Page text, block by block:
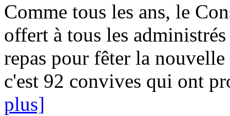
Comme tous les ans, le
offert à tous les
repas pour fêter la
c'est 92 convives qui ont
plus]